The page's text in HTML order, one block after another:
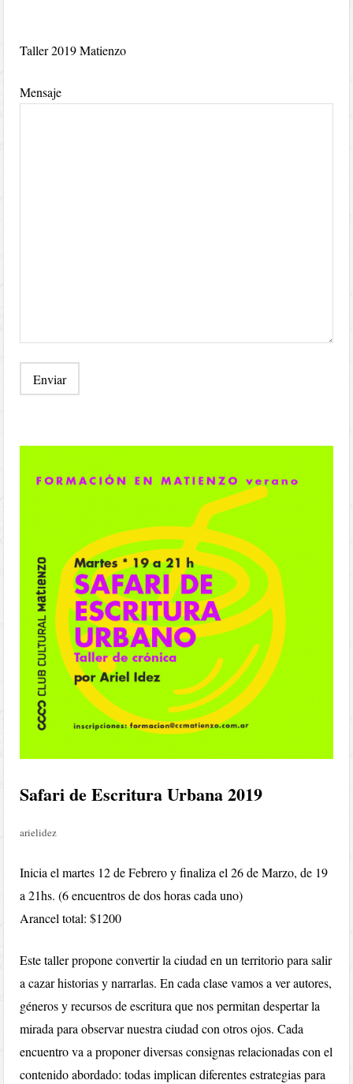
Taller 2019 Matienzo
Mensaje
Safari de Escritura Urbana 2019
arielidez
Inicia el martes 12 de Febrero y finaliza el 26 de Marzo, de 19
a 21hs. (6 encuentros de dos horas cada uno)
Arancel total: $1200
Este taller propone convertir la ciudad en un territorio para salir
a cazar historias y narrarlas. En cada clase vamos a ver autores,
géneros y recursos de escritura que nos permitan despertar la
mirada para observar nuestra ciudad con otros ojos. Cada
encuentro va a proponer diversas consignas relacionadas con el
contenido abordado: todas implican diferentes estrategias para